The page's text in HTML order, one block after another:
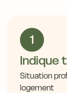
1
Indique
Situation
logement